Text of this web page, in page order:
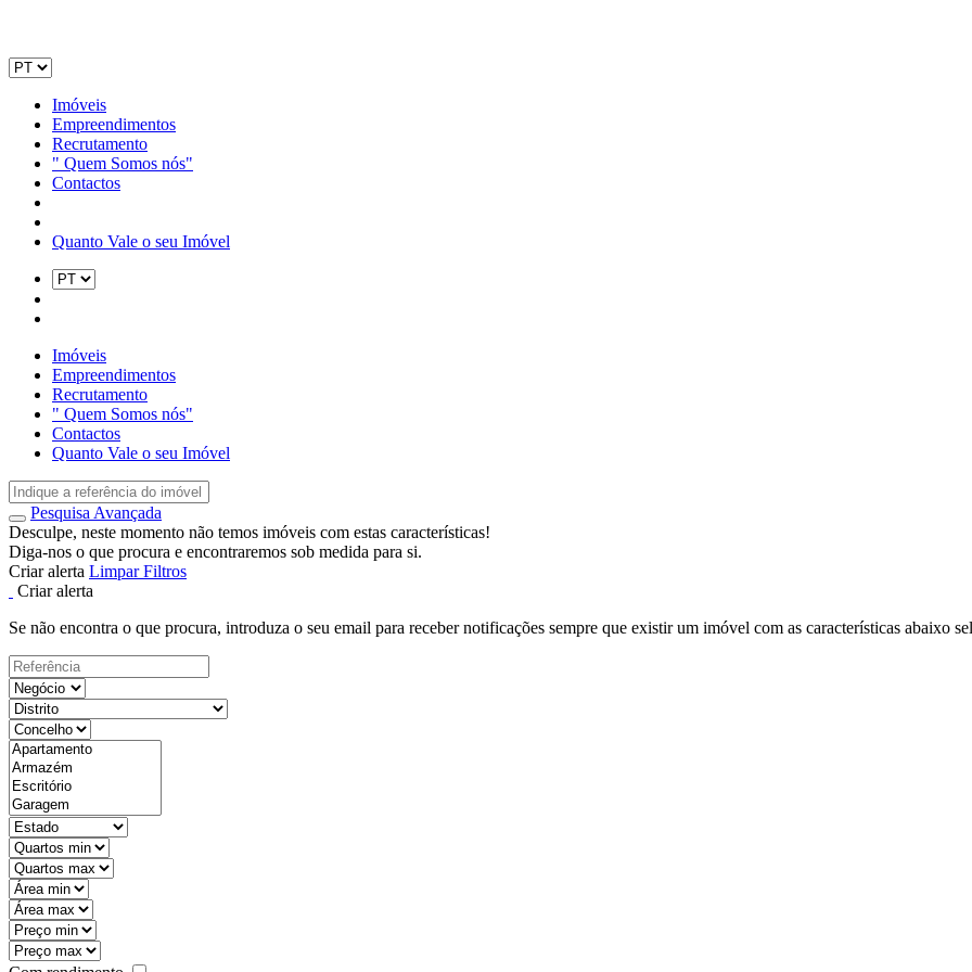
Imóveis
Empreendimentos
Recrutamento
" Quem Somos nós"
Contactos
Quanto Vale o seu Imóvel
Imóveis
Empreendimentos
Recrutamento
" Quem Somos nós"
Contactos
Quanto Vale o seu Imóvel
Pesquisa Avançada
Desculpe, neste momento não temos imóveis com estas características!
Diga-nos o que procura e encontraremos sob medida para si.
Criar alerta Limpar Filtros
Criar alerta
Se não encontra o que procura, introduza o seu email para receber notificações sempre que existir um imóvel com as características abaixo